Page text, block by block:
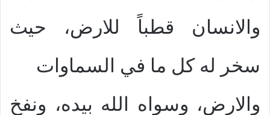
والانسان قطباً للارض، حيث
سخر له كل ما في السماوات
والارض، وسواه الله بيده، ونفخ